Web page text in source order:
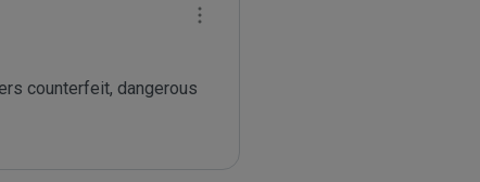
counterfeit, dangerous